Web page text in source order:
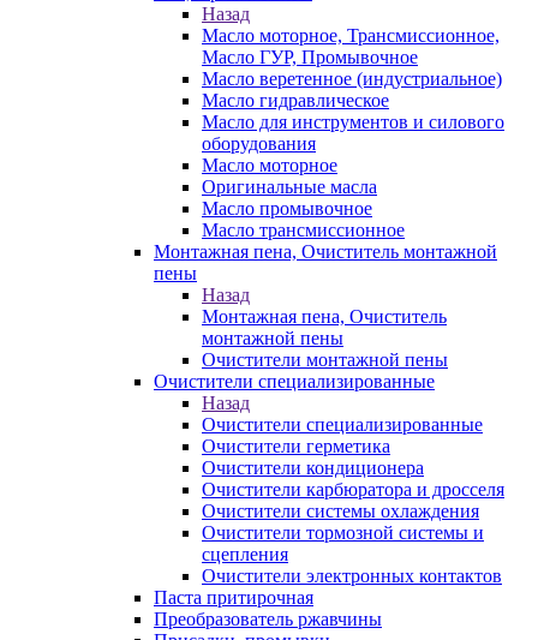
Назад
Масло моторное, Трансмиссионное,
Масло ГУР, Промывочное
Масло веретенное (индустриальное)
Масло гидравлическое
Масло для инструментов и силового
оборудования
Масло моторное
Оригинальные масла
Масло промывочное
Масло трансмиссионное
Монтажная пена, Очиститель монтажной
пены
Назад
Монтажная пена, Очиститель
монтажной пены
Очистители монтажной пены
Очистители специализированные
Назад
Очистители специализированные
Очистители герметика
Очистители кондиционера
Очистители карбюратора и дросселя
Очистители системы охлаждения
Очистители тормозной системы и
сцепления
Очистители электронных контактов
Паста притирочная
Преобразователь ржавчины